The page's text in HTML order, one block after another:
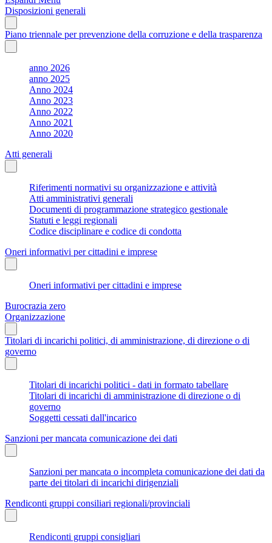
Disposizioni generali
Piano triennale per prevenzione della corruzione e della trasparenza
anno 2026
anno 2025
Anno 2024
Anno 2023
Anno 2022
Anno 2021
Anno 2020
Atti generali
Riferimenti normativi su organizzazione e attività
Atti amministrativi generali
Documenti di programmazione strategico gestionale
Statuti e leggi regionali
Codice disciplinare e codice di condotta
Oneri informativi per cittadini e imprese
Oneri informativi per cittadini e imprese
Burocrazia zero
Organizzazione
Titolari di incarichi politici, di amministrazione, di direzione o di
governo
Titolari di incarichi politici - dati in formato tabellare
Titolari di incarichi di amministrazione di direzione o di
governo
Soggetti cessati dall'incarico
Sanzioni per mancata comunicazione dei dati
Sanzioni per mancata o incompleta comunicazione dei dati da
parte dei titolari di incarichi dirigenziali
Rendiconti gruppi consiliari regionali/provinciali
Rendiconti gruppi consigliari